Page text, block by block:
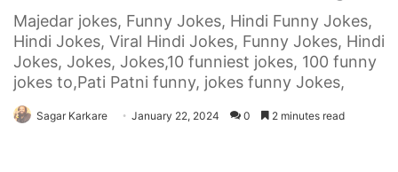
Majedar jokes, Funny Jokes, Hindi Funny Jokes,
Hindi Jokes, Viral Hindi Jokes, Funny Jokes, Hindi
Jokes, Jokes, Jokes,10 funniest jokes, 100 funny
jokes to,Pati Patni funny, jokes funny Jokes,
Sagar Karkare January 22, 2024 0 2 minutes read